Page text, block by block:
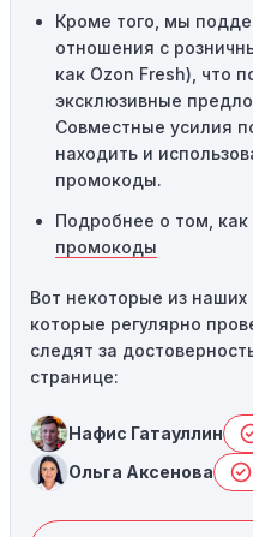
Кроме того, мы
отношения с
как Ozon Fresh), что
эксклюзивные
Совместные усилия
находить и
промокоды.
Подробнее о том,
промокоды
Вот некоторые из
которые регулярно
следят за
странице:
Нафис Гатауллин
Ольга Аксенова